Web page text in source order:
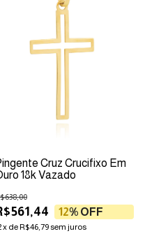
Cruz Crucifixo Em
18k Vazado
12% OFF
x deR$46,79sem juros